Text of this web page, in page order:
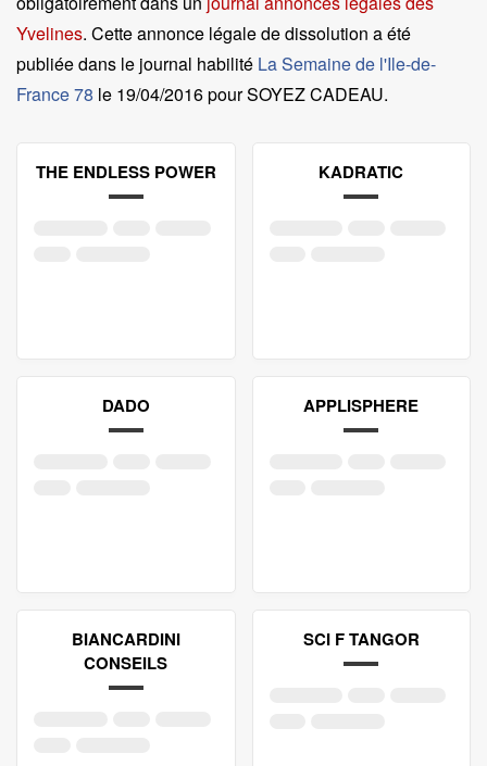
Yvelines. Cette annonce légale de dissolution a été
publiée dans le journal habilité La Semaine de l'Ile-de-
France 78 le 19/04/2016 pour SOYEZ CADEAU.
THE ENDLESS POWER KADRATIC
DADO APPLISPHERE
BIANCARDINI
CONSEILS
SCI F TANGOR